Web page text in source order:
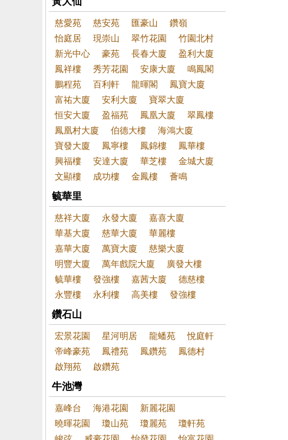
慈愛苑 慈安苑 匯豪山
鑽嶺
怡庭居
現崇山 翠竹花園
竹園北村
新光中心
豪苑 長春大廈
盈利大廈
鳳祥樓
秀芳花園 安康大廈
鳴鳳閣
鵬程苑
百利軒 龍暉閣
鳳寶大廈
富祐大廈
安利大廈
寶翠大廈
恒安大廈
盈福苑 鳳凰大廈
翠鳳樓
鳳凰村大廈
伯德大樓
海鴻大廈
寶發大廈
鳳寧樓 鳳錦樓
鳳華樓
興福樓
安達大廈 華芝樓
金城大廈
文顯樓
成功樓 金鳳樓 薈鳴
毓華里
慈祥大廈 永發大廈
嘉喜大廈
華基大廈
慈華大廈
華麗樓
嘉華大廈
萬寶大廈
慈樂大廈
明豐大廈
萬年戲院大廈
廣發大樓
毓華樓
發強樓 嘉茜大廈
德慈樓
永豐樓
永利樓 高美樓 發強樓
鑽石山
宏景花園 星河明居 龍蟠苑
悅庭軒
帝峰豪苑
鳳禮苑 鳳鑽苑
鳳德村
啟翔苑
啟鑽苑
牛池灣
嘉峰台 海港花園
新麗花園
曉暉花園
瓊山苑 瓊麗苑
瓊軒苑